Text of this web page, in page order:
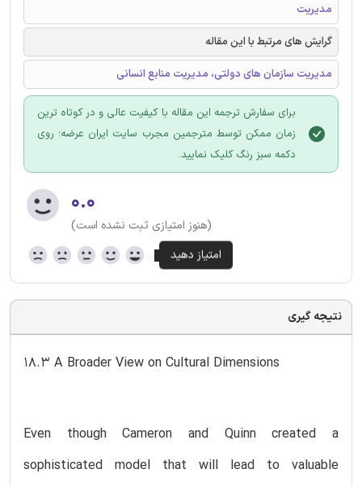
مدیریت
گرایش های مرتبط با این مقاله
مدیریت سازمان های دولتی، مدیریت منابع انسانی
برای سفارش ترجمه این مقاله با کیفیت عالی و در کوتاه ترین
زمان ممکن توسط مترجمین مجرب سایت ایران عرضه؛ روی
دکمه سبز رنگ کلیک نمایید.
۰.۰
(هنوز امتیازی ثبت نشده است)
نتیجه گیری
18.3 A Broader View on Cultural Dimensions
Even though Cameron and Quinn created a
sophisticated model that will lead to valuable